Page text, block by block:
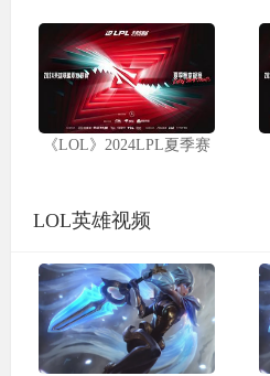
《LOL》2024LPL夏季赛
LOL英雄视频